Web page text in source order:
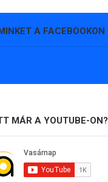
A FACEBOOKON
MÁR A YOUTUBE-ON?